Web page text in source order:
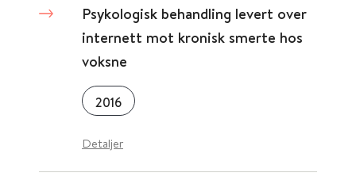
Psykologisk behandling levert over
internett mot kronisk smerte hos
voksne
2016
Detaljer